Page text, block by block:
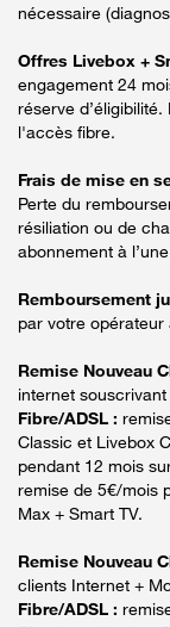
nécessaire
Offres Livebox +
engagement 24
réserve
l'accès fibre.
Frais de mise en
Perte du
résiliation ou de
abonnement à
Remboursement
par votre
Remise Nouveau
internet
Fibre/ADSL :
Classic et Livebox
pendant 12 mois
remise de 5€/mois
Max + Smart TV.
Remise Nouveau
clients Internet +
Fibre/ADSL :